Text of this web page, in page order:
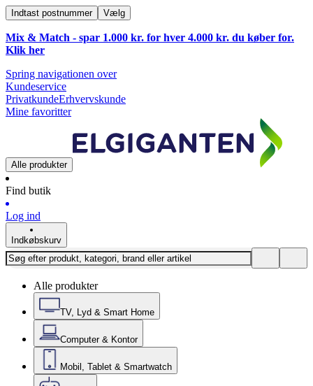
Indtast postnummer Vælg
Mix & Match - spar 1.000 kr. for hver 4.000 kr. du køber for.
Klik her
Spring navigationen over
Kundeservice
PrivatkundeErhvervskunde
Mine favoritter
Alle produkter
Find butik
Log ind
Indkøbskurv
Alle produkter
TV, Lyd & Smart Home
Computer & Kontor
Mobil, Tablet & Smartwatch